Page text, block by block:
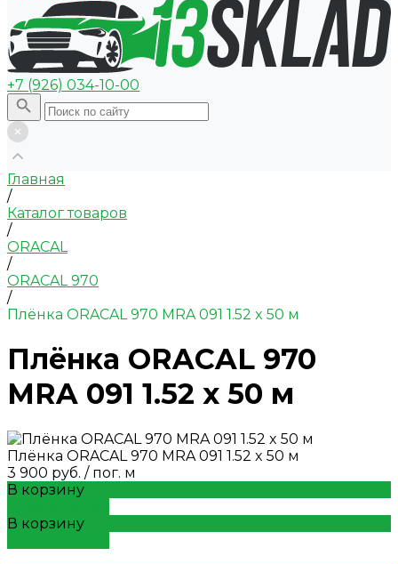
+7 (926) 034-10-00
Главная
/
Каталог товаров
/
ORACAL
/
ORACAL 970
/
Плёнка ORACAL 970 MRA 091 1.52 x 50 м
Плёнка ORACAL 970
MRA 091 1.52 x 50 м
Плёнка ORACAL 970 MRA 091 1.52 x 50 м
3 900 руб. / пог. м
В корзину
В корзину